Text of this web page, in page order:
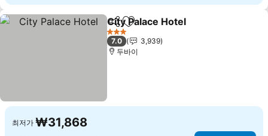
공유 즐겨찾기에 추가
City Palace Hotel
3 성급
7.0
3,939
두바이
최저가 ₩31,868